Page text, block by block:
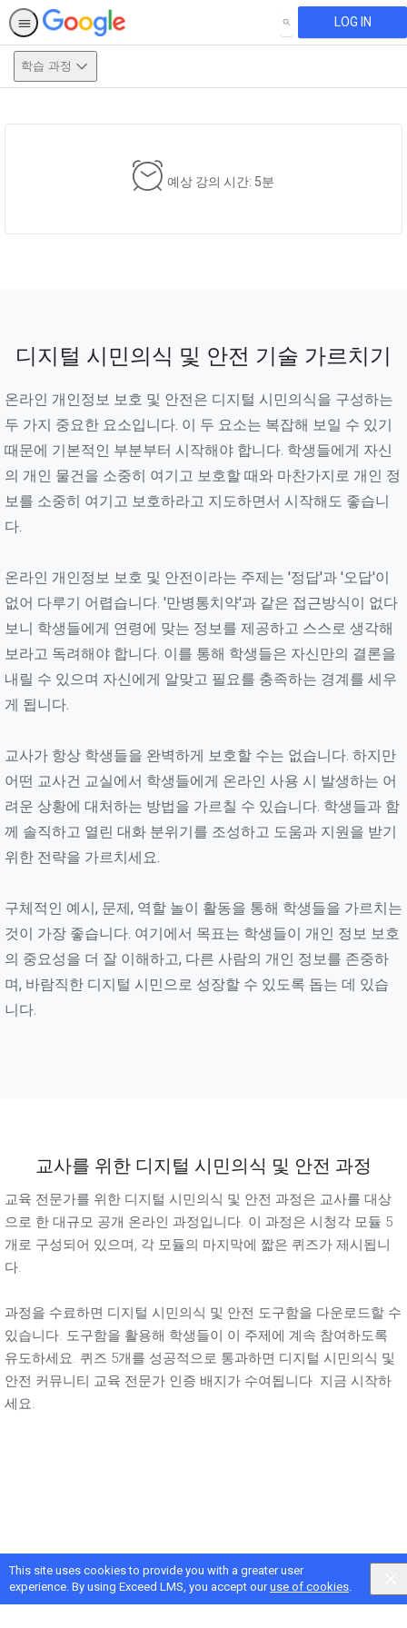
This site uses cookies to provide you with a greater user
experience. By using Exceed LMS, you accept ouruse of cookies.
SEARCH LOG IN
학습 과정
예상 강의 시간: 5분
디지털 시민의식 및 안전 기술 가르치기
온라인 개인정보 보호 및 안전은 디지털 시민의식을 구성하는
두 가지 중요한 요소입니다. 이 두 요소는 복잡해 보일 수 있기
때문에 기본적인 부분부터 시작해야 합니다. 학생들에게 자신
의 개인 물건을 소중히 여기고 보호할 때와 마찬가지로 개인 정
보를 소중히 여기고 보호하라고 지도하면서 시작해도 좋습니
다.
온라인 개인정보 보호 및 안전이라는 주제는 '정답'과 '오답'이
없어 다루기 어렵습니다. '만병통치약'과 같은 접근방식이 없다
보니 학생들에게 연령에 맞는 정보를 제공하고 스스로 생각해
보라고 독려해야 합니다. 이를 통해 학생들은 자신만의 결론을
내릴 수 있으며 자신에게 알맞고 필요를 충족하는 경계를 세우
게 됩니다.
교사가 항상 학생들을 완벽하게 보호할 수는 없습니다. 하지만
어떤 교사건 교실에서 학생들에게 온라인 사용 시 발생하는 어
려운 상황에 대처하는 방법을 가르칠 수 있습니다. 학생들과 함
께 솔직하고 열린 대화 분위기를 조성하고 도움과 지원을 받기
위한 전략을 가르치세요.
구체적인 예시, 문제, 역할 놀이 활동을 통해 학생들을 가르치는
것이 가장 좋습니다. 여기에서 목표는 학생들이 개인 정보 보호
의 중요성을 더 잘 이해하고, 다른 사람의 개인 정보를 존중하
며, 바람직한 디지털 시민으로 성장할 수 있도록 돕는 데 있습
니다.
교사를 위한 디지털 시민의식 및 안전 과정
교육 전문가를 위한 디지털 시민의식 및 안전 과정은 교사를 대상
으로 한 대규모 공개 온라인 과정입니다. 이 과정은 시청각 모듈 5
개로 구성되어 있으며, 각 모듈의 마지막에 짧은 퀴즈가 제시됩니
다.
과정을 수료하면 디지털 시민의식 및 안전 도구함을 다운로드할 수
있습니다. 도구함을 활용해 학생들이 이 주제에 계속 참여하도록
유도하세요. 퀴즈 5개를 성공적으로 통과하면 디지털 시민의식 및
안전 커뮤니티 교육 전문가 인증 배지가 수여됩니다. 지금 시작하
세요.